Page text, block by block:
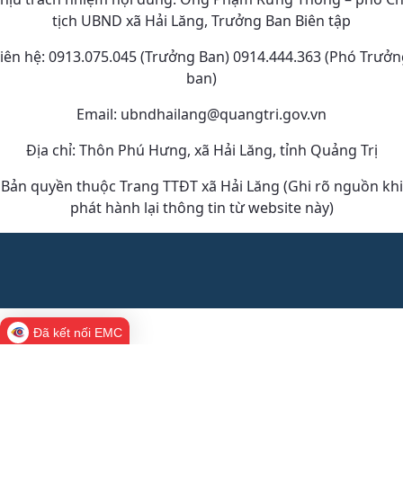
tịch UBND xã Hải Lăng, Trưởng Ban Biên tập
hệ: 0913.075.045 (Trưởng Ban) 0914.444.363 (Phó
ban)
Email: ubndhailang@quangtri.gov.vn
Địa chỉ: Thôn Phú Hưng, xã Hải Lăng, tỉnh Quảng Trị
Bản quyền thuộc Trang TTĐT xã Hải Lăng (Ghi rõ nguồn khi
phát hành lại thông tin từ website này)
Đã kết nối EMC